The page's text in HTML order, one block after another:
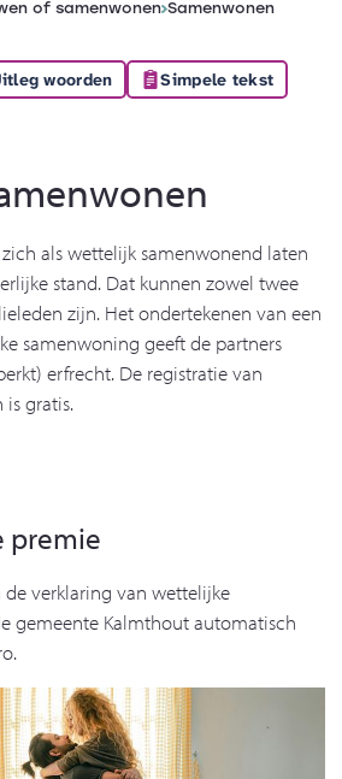
of samenwonen Samenwonen
woorden Simpele tekst
als wettelijk samenwonend laten
stand. Dat kunnen zowel twee
zijn. Het ondertekenen van een
samenwoning geeft de partners
erfrecht. De registratie van
gratis.
premie
verklaring van wettelijke
gemeente Kalmthout automatisch